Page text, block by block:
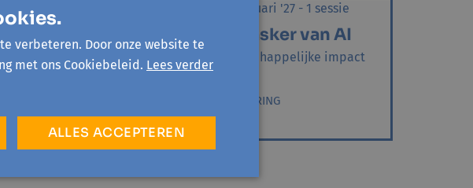
december '26 - 1 sessie
masker van AI
impact
di 23 februari '27 - 1 sessie
Het masker van AI
De maatschappelijke impact
van AI
DIGITALISERING
verbeteren. Door onze website te
met ons Cookiebeleid. Lees verder
ALLES ACCEPTEREN